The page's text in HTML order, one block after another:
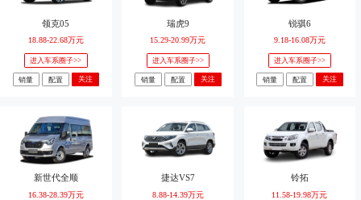
领克05
18.88-22.68万元
进入车系圈子>>
销量 配置 关注
瑞虎9
15.29-20.99万元
进入车系圈子>>
销量 配置 关注
锐骐6
9.18-16.08万元
进入车系圈子>>
销量 配置 关注
新世代全顺
16.38-28.39万元
捷达VS7
8.88-14.39万元
铃拓
11.58-19.98万元